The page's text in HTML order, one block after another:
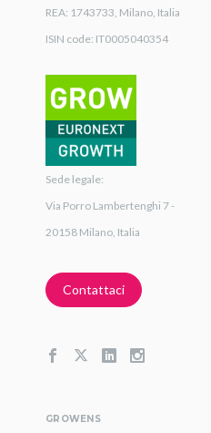
REA: 1743733, Milano, Italia
ISIN code: IT0005040354
Sede legale:
Via Porro Lambertenghi 7 -
20158 Milano, Italia
Contattaci
GROWENS